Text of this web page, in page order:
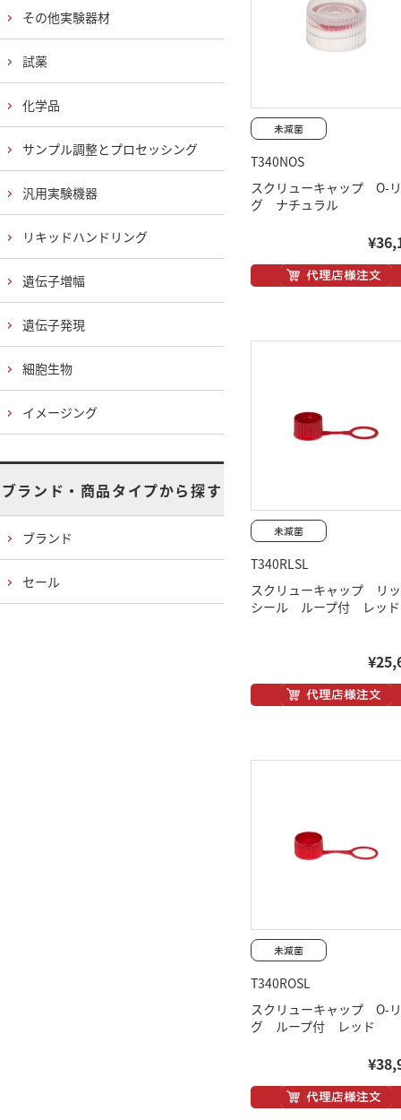
T340NOS
スクリューキャップ O-
グ ナチュラル
T340RLSL
スクリューキャップ リ
シール ループ付 レッド
T340ROSL
スクリューキャップ O-
グ ループ付 レッド
その他実験器材
試薬
化学品
サンプル調整とプロセッシング
汎用実験機器
リキッドハンドリング
遺伝子増幅
遺伝子発現
細胞生物
イメージング
ブランド・商品タイプから探す
ブランド
セール